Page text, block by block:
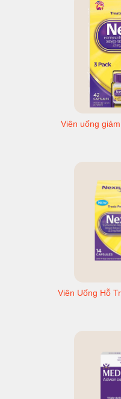
Viên uống
Viên Uống Hỗ